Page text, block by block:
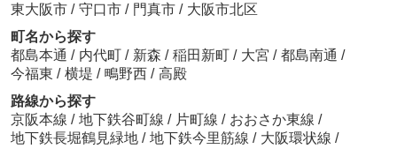
東大阪市 / 守口市 / 門真市 / 大阪市北区
町名から探す
都島本通 / 内代町 / 新森 / 稲田新町 / 大宮 / 都島南通 /
今福東 / 横堤 / 鴫野西 / 高殿
路線から探す
京阪本線 / 地下鉄谷町線 / 片町線 / おおさか東線 /
地下鉄長堀鶴見緑地 / 地下鉄今里筋線 / 大阪環状線 /